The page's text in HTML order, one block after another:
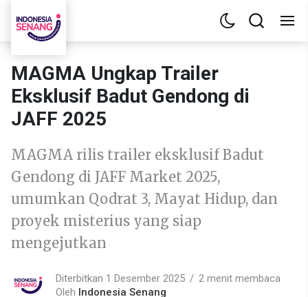
MAGMA Ungkap Trailer
Eksklusif Badut Gendong di
JAFF 2025
MAGMA rilis trailer eksklusif Badut
Gendong di JAFF Market 2025,
umumkan Qodrat 3, Mayat Hidup, dan
proyek misterius yang siap
mengejutkan
Diterbitkan 1 Desember 2025
2 menit membaca
Oleh Indonesia Senang